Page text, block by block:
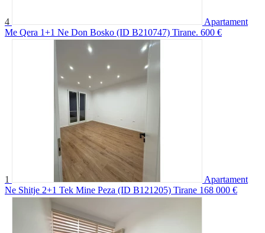
4
Apartament
Me Qera 1+1 Ne Don Bosko (ID B210747) Tirane. 600 €
1
Apartament
Ne Shitje 2+1 Tek Mine Peza (ID B121205) Tirane 168 000 €